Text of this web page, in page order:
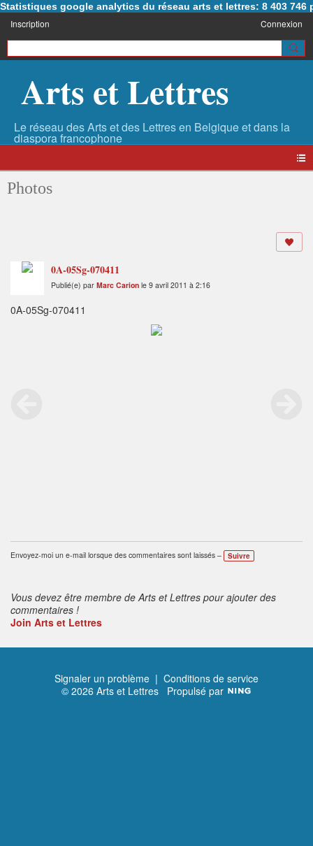
Statistiques google analytics du réseau arts et lettres: 8 403 746
Inscription Connexion
Arts et Lettres
Photos
0A-05Sg-070411
Publié(e) par Marc Carion le 9 avril 2011 à 2:16
0A-05Sg-070411
Envoyez-moi un e-mail lorsque des commentaires sont laissés – Suivre
Vous devez être membre de Arts et Lettres pour ajouter des
commentaires !
Join Arts et Lettres
Signaler un problème | Conditions de service
© 2026 Arts et Lettres Propulsé par